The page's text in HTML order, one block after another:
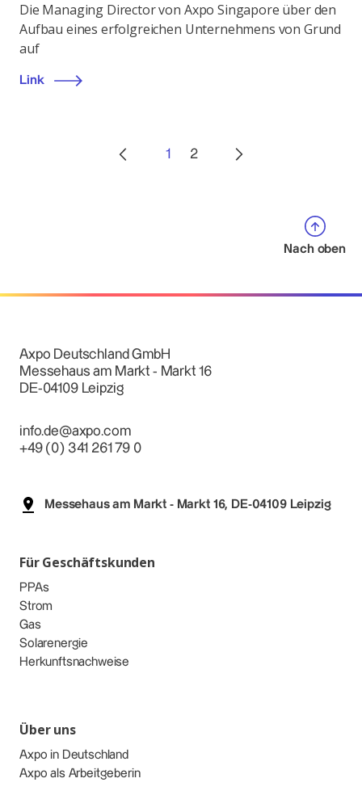
Die Managing Director von Axpo Singapore über den
Aufbau eines erfolgreichen Unternehmens von Grund
auf
Link
1 2
Nach oben
Axpo Deutschland GmbH
Messehaus am Markt - Markt 16
DE-04109 Leipzig
info.de@axpo.com
+49 (0) 341 261 79 0
Messehaus am Markt - Markt 16, DE-04109 Leipzig
Für Geschäftskunden
PPAs
Strom
Gas
Solarenergie
Herkunftsnachweise
Über uns
Axpo in Deutschland
Axpo als Arbeitgeberin